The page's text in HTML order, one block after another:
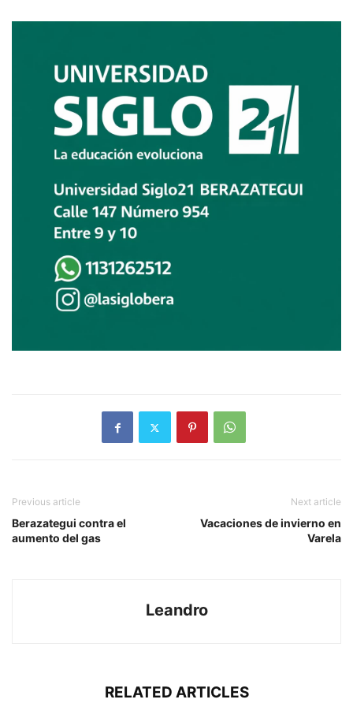
Previous article
Berazategui contra el
aumento del gas
Next article
Vacaciones de invierno en
Varela
Leandro
RELATED ARTICLES